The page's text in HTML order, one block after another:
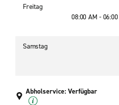
Freitag
08:00 AM -
Samstag
Abholservice: Verfügbar